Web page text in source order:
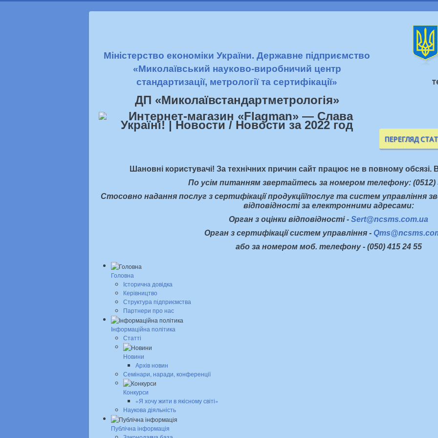
Міністерство економіки України. Державне підприємство
«Миколаївський науково-виробничий центр
стандартизації, метрології та сертифікації»
ДП «Миколаївстандартметрологiя»
ПЕРЕГЛЯД
Шановні користувачі! За технічних причин сайт працює не в повному обсязі.
По усім питанням звертайтесь за номером телефону: (0512)
Стосовно надання послуг з сертифікації продукції/послуг та систем управління
відповідності за електронними адресами:
Орган з оцінки відповідності - Sert@ncsms.com.ua
Орган з сертифікації систем управління -
або за номером моб. телефону - (050) 415 24 55
Головна
Історична довідка
Керівництво
Структура підприємства
Партнери про нас
Інформаційна політика
Статті
Новини
Архів новин
Семінари, наради, конференції
Конкурси
«Я хочу жити в якісному світі»
Наукова діяльність
Публічна інформація